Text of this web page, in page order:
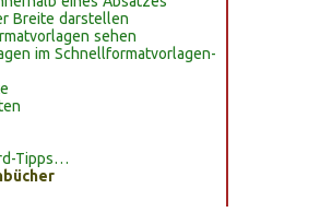
Breite darstellen
sehen
im Schnellformatvorlagen-
Tipps…